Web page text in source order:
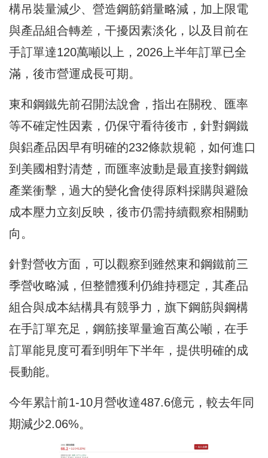
構吊裝量減少、營造鋼筋銷量略減，加上限電
與產品組合轉差，干擾因素淡化，以及目前在
手訂單達120萬噸以上，2026上半年訂單已全
滿，後市營運成長可期。
東和鋼鐵先前召開法說會，指出在關稅、匯率
等不確定性因素，仍保守看待後市，針對鋼鐵
與鋁產品因早有明確的232條款規範，如何進口
到美國相對清楚，而匯率波動是最直接對鋼鐵
產業衝擊，過大的變化會使得原料採購與避險
成本壓力立刻反映，後市仍需持續觀察相關動
向。
針對營收方面，可以觀察到雖然東和鋼鐵前三
季營收略減，但整體獲利仍維持穩定，其產品
組合與成本結構具有競爭力，旗下鋼筋與鋼構
在手訂單充足，鋼筋接單量逾百萬公噸，在手
訂單能見度可看到明年下半年，提供明確的成
長動能。
今年累計前1-10月營收達487.6億元，較去年同
期減少2.06%。